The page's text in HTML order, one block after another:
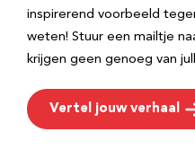
inspirerend voorbeeld
weten! Stuur een mailtje
krijgen geen genoeg van
Vertel jouw verhaal